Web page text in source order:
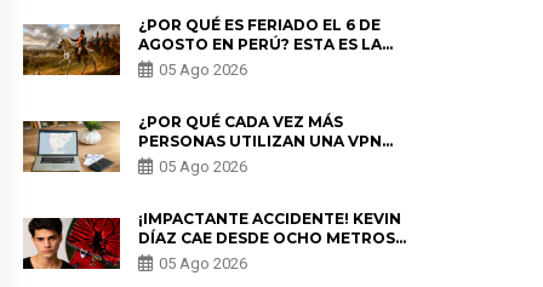
¿POR QUÉ ES FERIADO EL 6 DE
AGOSTO EN PERÚ? ESTA ES LA
HISTORIA
05 Ago 2026
¿POR QUÉ CADA VEZ MÁS
PERSONAS UTILIZAN UNA VPN
PARA PROTEGER SU
PRIVACIDAD?
05 Ago 2026
¡IMPACTANTE ACCIDENTE! KEVIN
DÍAZ CAE DESDE OCHO METROS
EN “ESTO ES GUERRA” Y GENERA
PREOCUPACIÓN
05 Ago 2026